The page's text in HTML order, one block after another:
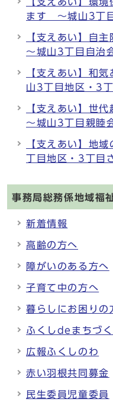
ます ～城山3丁
【支えあい】自
～城山3丁目自治
【支えあい】和
山3丁目地区・3
【支えあい】世
～城山3丁目親睦
【支えあい】地
丁目地区・3丁目
事務局総務係地域福
新着情報
高齢の方へ
障がいのある方へ
子育て中の方へ
暮らしにお困りの
ふくしdeまちづ
広報ふくしのわ
赤い羽根共同募金
民生委員児童委員